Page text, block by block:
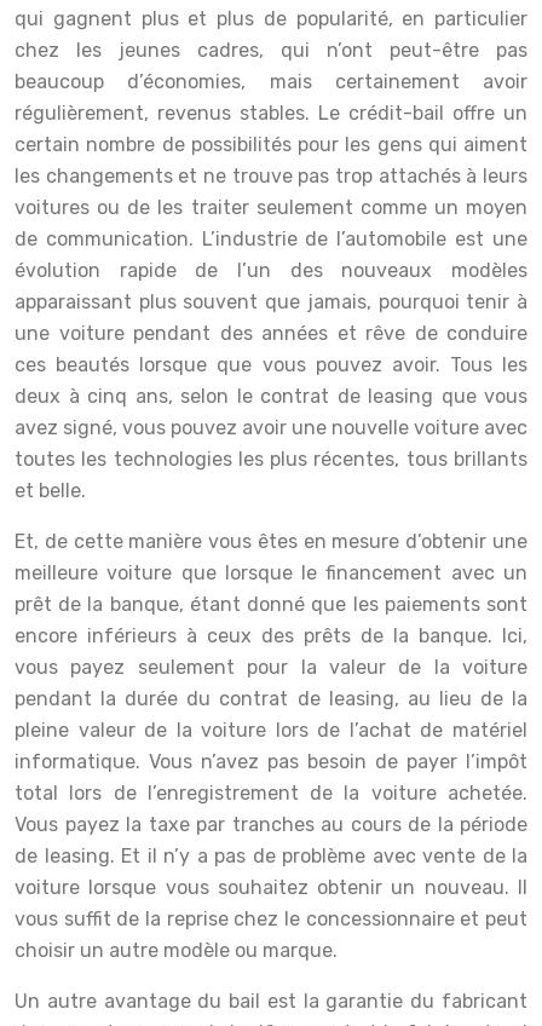
qui gagnent plus et plus de popularité, en particulier
chez les jeunes cadres, qui n’ont peut-être pas
beaucoup d’économies, mais certainement avoir
régulièrement, revenus stables. Le crédit-bail offre un
certain nombre de possibilités pour les gens qui aiment
les changements et ne trouve pas trop attachés à leurs
voitures ou de les traiter seulement comme un moyen
de communication. L’industrie de l’automobile est une
évolution rapide de l’un des nouveaux modèles
apparaissant plus souvent que jamais, pourquoi tenir à
une voiture pendant des années et rêve de conduire
ces beautés lorsque que vous pouvez avoir. Tous les
deux à cinq ans, selon le contrat de leasing que vous
avez signé, vous pouvez avoir une nouvelle voiture avec
toutes les technologies les plus récentes, tous brillants
et belle.
Et, de cette manière vous êtes en mesure d’obtenir une
meilleure voiture que lorsque le financement avec un
prêt de la banque, étant donné que les paiements sont
encore inférieurs à ceux des prêts de la banque. Ici,
vous payez seulement pour la valeur de la voiture
pendant la durée du contrat de leasing, au lieu de la
pleine valeur de la voiture lors de l’achat de matériel
informatique. Vous n’avez pas besoin de payer l’impôt
total lors de l’enregistrement de la voiture achetée.
Vous payez la taxe par tranches au cours de la période
de leasing. Et il n’y a pas de problème avec vente de la
voiture lorsque vous souhaitez obtenir un nouveau. Il
vous suffit de la reprise chez le concessionnaire et peut
choisir un autre modèle ou marque.
Un autre avantage du bail est la garantie du fabricant